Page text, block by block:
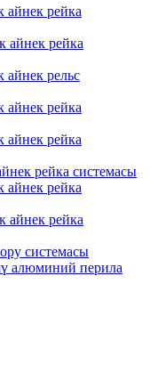
айнек рейка
айнек рейка
айнек рельс
айнек рейка
айнек рейка
рейка системасы
айнек рейка
айнек рейка
системасы
алюминий перила